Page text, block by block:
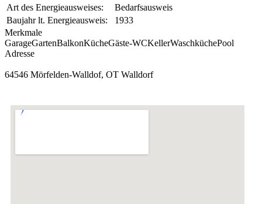
Art des Energieausweises:
Bedarfsausweis
Baujahr lt. Energieausweis:
1933
Merkmale
GarageGartenBalkonKücheGäste-WCKellerWaschküchePool
Adresse
64546 Mörfelden-Walldof, OT Walldorf